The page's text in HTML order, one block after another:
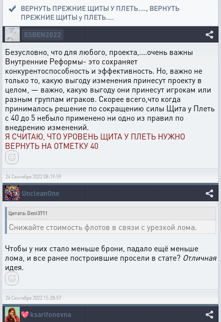
ВЕРНУТЬ ПРЕЖНИЕ ЩИТЫ У ПЛЕТЬ...., ВЕРНУТЬ
ПРЕЖНИЕ ЩИТЫ у ПЛЕТЬ....
ESBEN2022
Безусловно, что для любого, проекта,....очень важны
Внутренние Реформы- это сохраняет
конкурентоспособность и эффективность. Но, важно не
только то, какую выгоду изменения принесут проекту в
целом, — важно, какую выгоду они принесут игрокам или
разным группам играков. Скорее всего,что когда
принималось решение по сокращению силы Щита у Плеть
с 40 до 5 небыло применено ни одно из правил по
внедрению изменений.
Я СЧИТАЮ, ЧТО УРОВЕНЬ ЩИТА У ПЛЕТЬ НУЖНО
ВЕРНУТЬ НА ОТМЕТКУ 40
24 Сентября 2022 08:19:59
UncleanOne
Цитата: Deni3711
Снижайте стоимость флотов в связи с урезкой лома.
Чтобы у них стало меньше брони, падало ещё меньше
лома, и все ранее построившие просели в стате? Отличная
идея.
26 Сентября 2022 15:28:57
💖ksarifonovna